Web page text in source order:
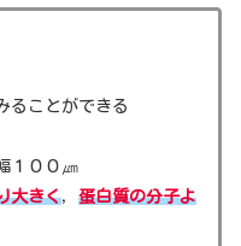
ることができる
１００㎛
大きく， 蛋白質の分子よ